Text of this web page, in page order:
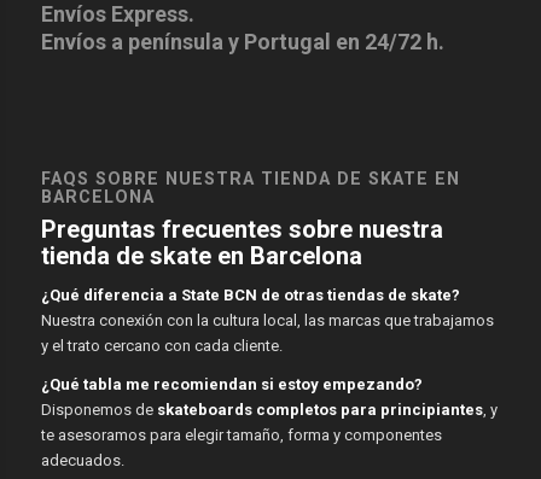
Envíos Express.
Envíos a península y Portugal en 24/72 h.
FAQS SOBRE NUESTRA TIENDA DE SKATE EN
BARCELONA
Preguntas frecuentes sobre nuestra
tienda de skate en Barcelona
¿Qué diferencia a State BCN de otras tiendas de skate?
Nuestra conexión con la cultura local, las marcas que trabajamos
y el trato cercano con cada cliente.
¿Qué tabla me recomiendan si estoy empezando?
Disponemos de skateboards completos para principiantes, y
te asesoramos para elegir tamaño, forma y componentes
adecuados.